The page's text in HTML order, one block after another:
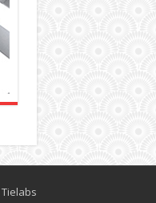
Tielabs